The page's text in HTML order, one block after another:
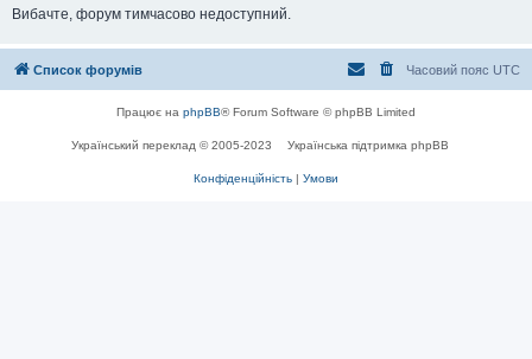
Вибачте, форум тимчасово недоступний.
Список форумів Часовий пояс UTC
Працює на phpBB® Forum Software © phpBB Limited
Український переклад © 2005-2023 Українська підтримка phpBB
Конфіденційність | Умови